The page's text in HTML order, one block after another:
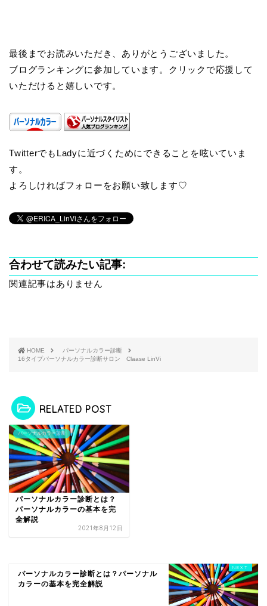
最後までお読みいただき、ありがとうございました。
ブログランキングに参加しています。クリックで応援して
いただけると嬉しいです。
TwitterでもLadyに近づくためにできることを呟いていま
す。
よろしければフォローをお願い致します♡
合わせて読みたい記事:
関連記事はありません
HOME
パーソナルカラー診断
16タイプパーソナルカラー診断サロン Claase LinVi
RELATED POST
パーソナルカラー診断
パーソナルカラー診断とは？
パーソナルカラーの基本を完
全解説
2021年8月12日
パーソナルカラー診断とは？パーソナル
カラーの基本を完全解説